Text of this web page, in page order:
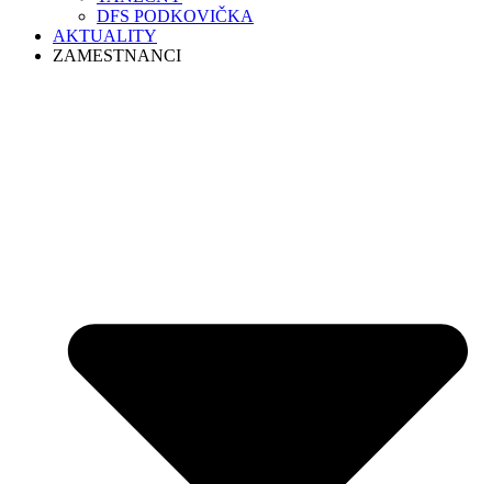
DFS PODKOVIČKA
AKTUALITY
ZAMESTNANCI